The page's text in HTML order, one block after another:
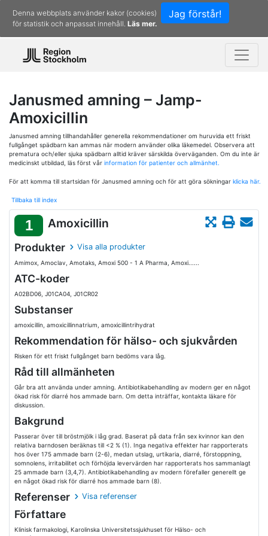
Jag förstår!
Denna webbplats använder kakor (cookies)
för statistik och anpassat innehåll. Läs mer.
Janusmed amning – Jamp-
Amoxicillin
Janusmed amning tillhandahåller generella rekommendationer om huruvida ett friskt
fullgånget spädbarn kan ammas när modern använder olika läkemedel. Observera att
prematura och/eller sjuka spädbarn alltid kräver särskilda överväganden. Om du inte är
medicinskt utbildad, läs först vår information för patienter och allmänhet.
För att komma till startsidan för Janusmed amning och för att göra sökningar klicka här.
Tillbaka till index
1 Amoxicillin
Produkter Visa alla produkter
Amimox, Amoclav, Amotaks, Amoxi 500 - 1 A Pharma, Amoxi......
ATC-koder
A02BD06, J01CA04, J01CR02
Substanser
amoxicillin, amoxicillinnatrium, amoxicillintrihydrat
Rekommendation för hälso- och sjukvården
Risken för ett friskt fullgånget barn bedöms vara låg.
Råd till allmänheten
Går bra att använda under amning. Antibiotikabehandling av modern ger en något
ökad risk för diarré hos ammade barn. Om detta inträffar, kontakta läkare för
diskussion.
Bakgrund
Passerar över till bröstmjölk i låg grad. Baserat på data från sex kvinnor kan den
relativa barndosen beräknas till <2 % (1). Inga negativa effekter har rapporterats
hos över 175 ammade barn (2-6), medan utslag, urtikaria, diarré, förstoppning,
somnolens, irritabilitet och förhöjda levervärden har rapporterats hos sammanlagt
25 ammade barn (3,4,7). Antibiotikabehandling av modern förefaller generellt ge
en något ökad risk för diarré hos ammade barn (8).
Referenser Visa referenser
Författare
Klinisk farmakologi, Karolinska Universitetssjukhuset för Hälso- och